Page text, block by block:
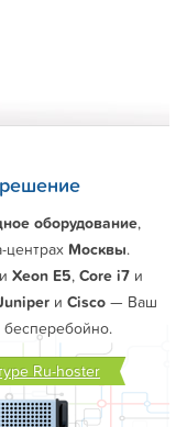
оборудование,
Москвы.
Xeon E5, Core i7 и
и Cisco — Ваш
бесперебойно.
Ru-hoster